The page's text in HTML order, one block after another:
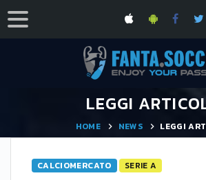
LEGGI
HOME NEWS LEGGI
CALCIOMERCATO
SERIE A